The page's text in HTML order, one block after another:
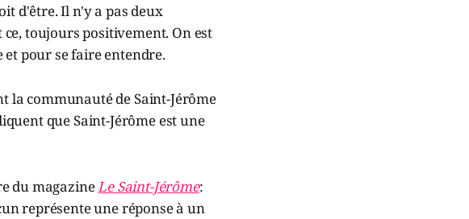
d'être. Il n'y a pas deux
toujours positivement. On est
pour se faire entendre.
la communauté de Saint-Jérôme
que Saint-Jérôme est une
du magazineLe Saint-Jérôme:
représente une réponse à un